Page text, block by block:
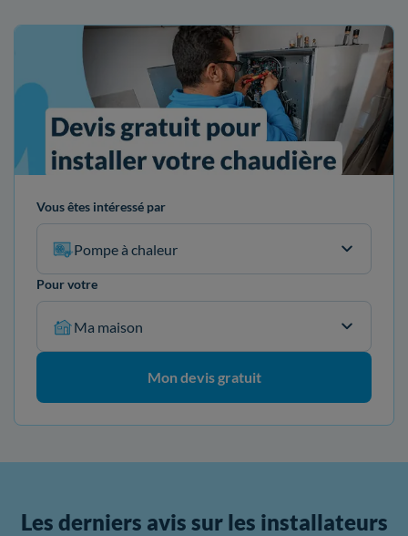
Vous êtes intéressé par
Pompe à chaleur
Pour votre
Ma maison
Mon devis gratuit
Les derniers avis sur les installateurs